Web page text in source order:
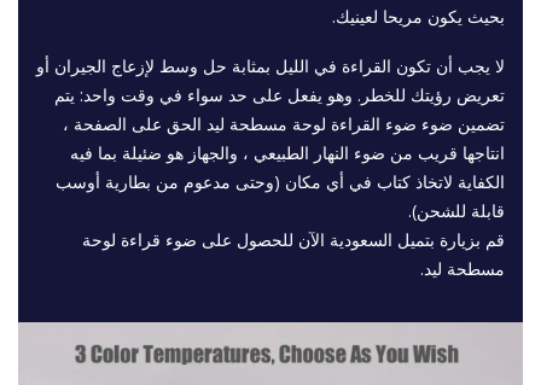
بحيث يكون مريحا لعينيك.
لا يجب أن تكون القراءة في الليل بمثابة حل وسط لإزعاج الجيران أو
تعريض رؤيتك للخطر. وهو يفعل على حد سواء في وقت واحد: يتم
تضمين ضوء ضوء القراءة لوحة مسطحة ليد الحق على الصفحة ،
انتاجها قريب من ضوء النهار الطبيعي ، والجهاز هو ضئيلة بما فيه
الكفاية لاتخاذ كتاب في أي مكان (وحتى مدعوم من بطارية أوسب
قابلة للشحن).
قم بزيارة بتميل السعودية الآن للحصول على ضوء قراءة لوحة
مسطحة ليد.